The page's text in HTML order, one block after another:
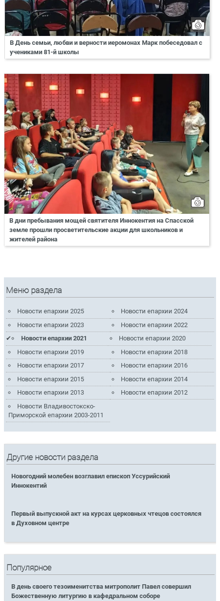
В День семьи, любви и верности иеромонах Марк побеседовал с
учениками 81-й школы
В дни пребывания мощей святителя Иннокентия на Спасской
земле прошли просветительские акции для школьников и
жителей района
Меню раздела
Новости епархии 2025
Новости епархии 2024
Новости епархии 2023
Новости епархии 2022
Новости епархии 2021
Новости епархии 2020
Новости епархии 2019
Новости епархии 2018
Новости епархии 2017
Новости епархии 2016
Новости епархии 2015
Новости епархии 2014
Новости епархии 2013
Новости епархии 2012
Новости Владивостокско-
Приморской епархии 2003-2011
Другие новости раздела
Новогодний молебен возглавил епископ Уссурийский
Иннокентий
Первый выпускной акт на курсах церковных чтецов состоялся
в Духовном центре
Популярное
В день своего тезоименитства митрополит Павел совершил
Божественную литургию в кафедральном соборе